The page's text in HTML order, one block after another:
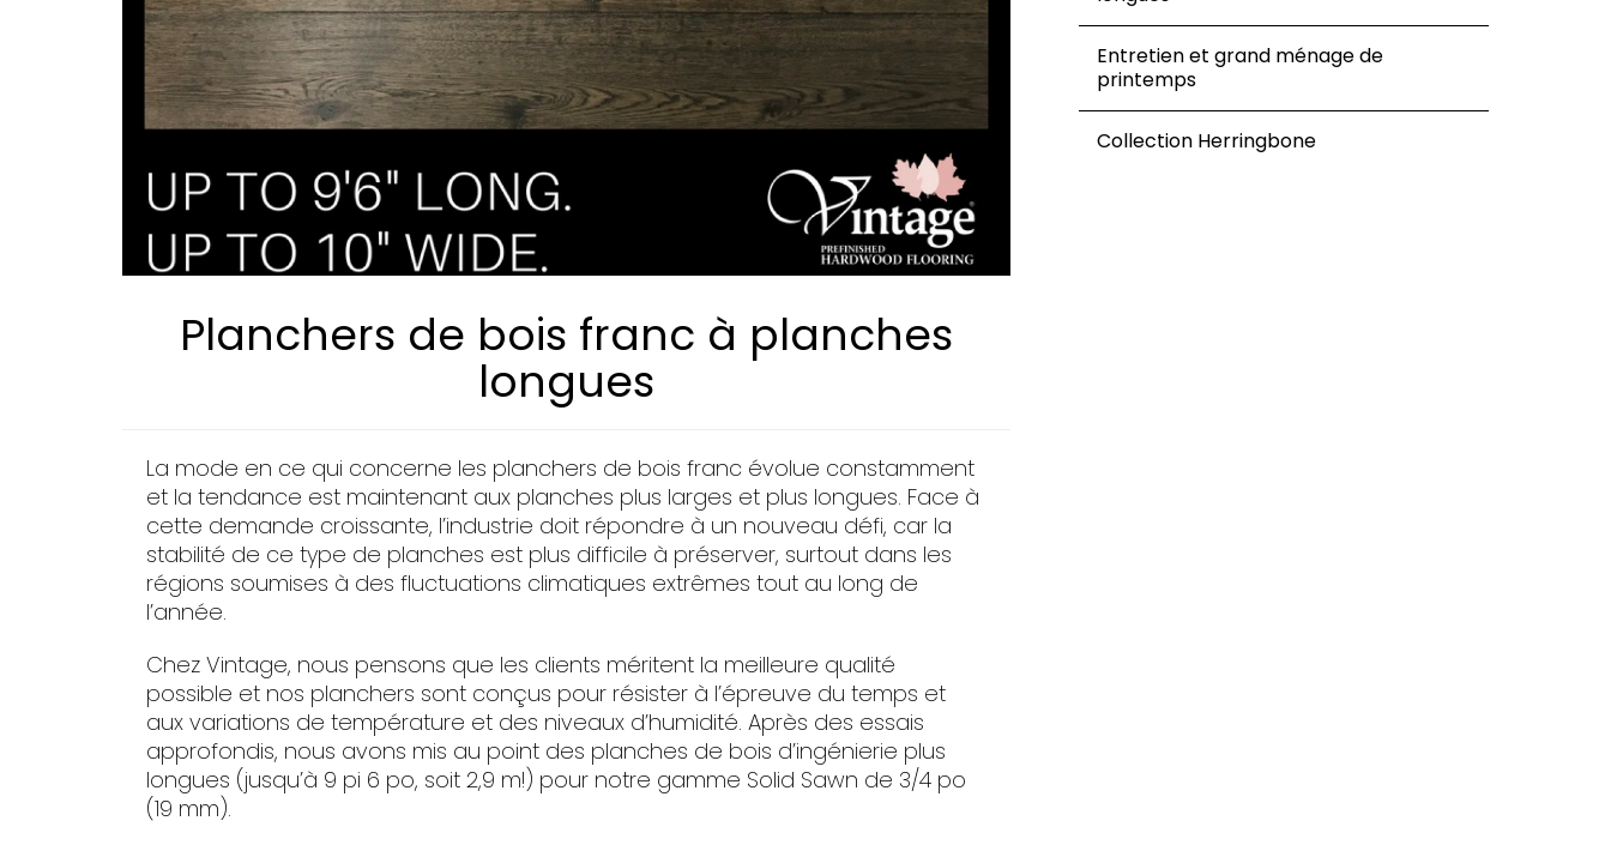
Planchers de bois franc à planches
longues
La mode en ce qui concerne les planchers de bois franc évolue constamment
et la tendance est maintenant aux planches plus larges et plus longues. Face à
cette demande croissante, l’industrie doit répondre à un nouveau défi, car la
stabilité de ce type de planches est plus difficile à préserver, surtout dans les
régions soumises à des fluctuations climatiques extrêmes tout au long de
l’année.
Chez Vintage, nous pensons que les clients méritent la meilleure qualité
possible et nos planchers sont conçus pour résister à l’épreuve du temps et
aux variations de température et des niveaux d’humidité. Après des essais
approfondis, nous avons mis au point des planches de bois d’ingénierie plus
longues (jusqu’à 9 pi 6 po, soit 2,9 m!) pour notre gamme Solid Sawn de 3/4 po
(19 mm).
Entretien et grand ménage de
printemps
Collection Herringbone